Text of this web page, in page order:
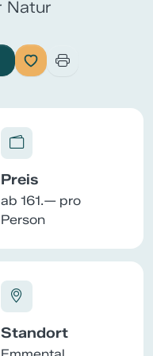
Natur
Preis
ab 161.— pro
Person
Standort